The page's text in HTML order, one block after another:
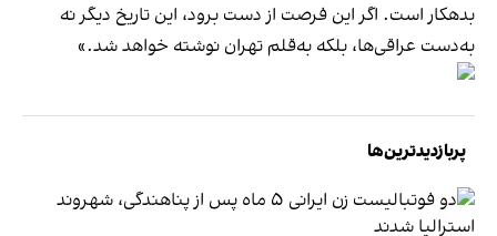
بدهکار است. اگر این فرصت از دست برود، این تاریخ دیگر نه
به‌دست عراقی‌ها، بلکه به‌قلم تهران نوشته خواهد شد.»
پربازدیدترین‌ها